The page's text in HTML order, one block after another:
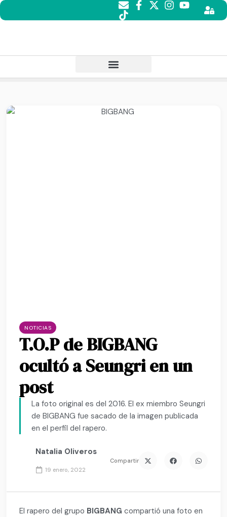
NOTICIAS
T.O.P de BIGBANG
ocultó a Seungri en un
post
La foto original es del 2016. El ex miembro Seungri
de BIGBANG fue sacado de la imagen publicada
en el perfil del rapero.
Natalia Oliveros
19 enero, 2022
Compartir
El rapero del grupo BIGBANGcompartió una foto en